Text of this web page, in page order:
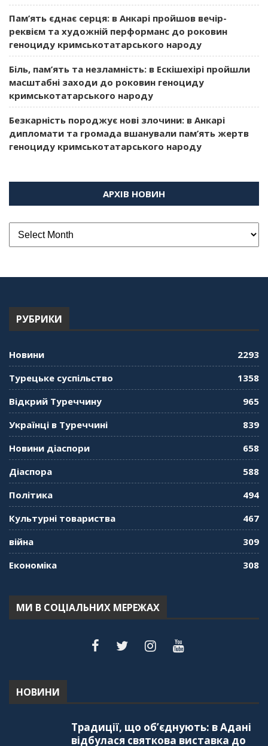
Пам’ять єднає серця: в Анкарі пройшов вечір-
реквієм та художній перформанс до роковин
геноциду кримськотатарського народу
Біль, пам’ять та незламність: в Ескішехірі пройшли
масштабні заходи до роковин геноциду
кримськотатарського народу
Безкарність породжує нові злочини: в Анкарі
дипломати та громада вшанували пам’ять жертв
геноциду кримськотатарського народу
АРХІВ НОВИН
РУБРИКИ
Новини
2293
Турецьке суспільство
1358
Відкрий Туреччину
965
Українці в Туреччині
839
Новини діаспори
658
Діаспора
588
Політика
494
Культурні товариства
467
війна
309
Економіка
308
МИ В СОЦІАЛЬНИХ МЕРЕЖАХ
НОВИНИ
Традиції, що об’єднують: в Адані
відбулася святкова виставка до